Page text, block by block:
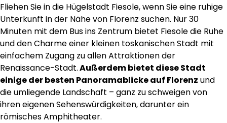
Fliehen Sie in die Hügelstadt Fiesole, wenn Sie eine ruhige
Unterkunft in der Nähe von Florenz suchen. Nur 30
Minuten mit dem Bus ins Zentrum bietet Fiesole die Ruhe
und den Charme einer kleinen toskanischen Stadt mit
einfachem Zugang zu allen Attraktionen der
Renaissance-Stadt.Außerdem bietet diese Stadt
einige der besten Panoramablicke auf Florenz und
die umliegende Landschaft – ganz zu schweigen von
ihren eigenen Sehenswürdigkeiten, darunter ein
römisches Amphitheater.